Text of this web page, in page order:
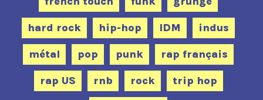
hard rock hip-hop IDM indus
métal pop punk rap français
rap US rnb rock trip hop